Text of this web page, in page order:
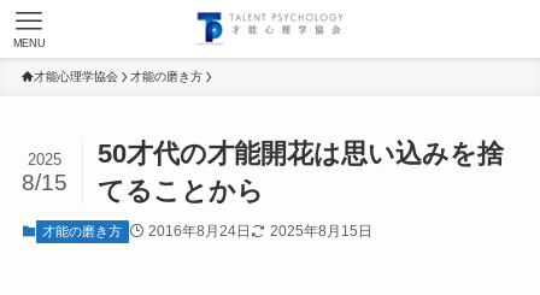
MENU
才能心理学協会 才能の磨き方
50才代の才能開花は思い込みを捨
てることから
2025
8/15
才能の磨き方 2016年8月24日 2025年8月15日